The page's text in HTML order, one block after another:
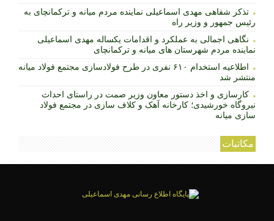
تذکر شفاهی مهدی اسماعیلی نماینده مردم میانه و ترکمانچای به
رئیس جمهور و وزیر راه
نگاهی اجمالی به عملکرد و اقدامات یکساله مهدی اسماعیلی
نماینده مردم شهرستان های میانه و ترکمانچای
اطلاعیه استخدام ۶۱۰ نفری در طرح فولادسازی مجتمع فولاد میانه
منتشر شد
کارسازی و اخذ دستور معاون وزیر صمت در راستای احداث
نیروگاه خورشیدی؛ کارخانه آهک و کلاف سازی در مجتمع فولاد
سازی میانه
مکاتبات